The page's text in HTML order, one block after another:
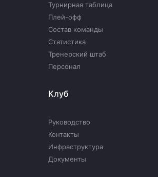
Турнирная таблица
Плей-офф
Состав команды
Статистика
Тренерский штаб
Персонал
Клуб
Руководство
Контакты
Инфраструктура
Документы